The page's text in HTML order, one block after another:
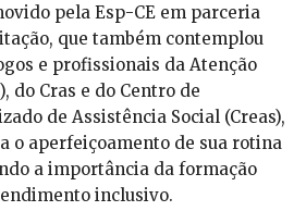
pela Esp-CE em parceria
que também contemplou
e profissionais da Atenção
do Cras e do Centro de
de Assistência Social (Creas),
o aperfeiçoamento de sua rotina
a importância da formação
inclusivo.